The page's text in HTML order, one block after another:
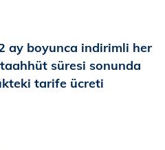
ay boyunca indirimli her
süresi sonunda
tarife ücreti